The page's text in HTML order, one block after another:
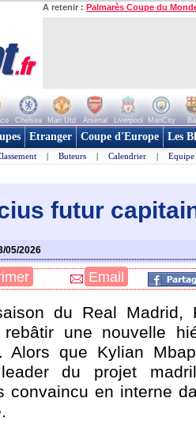
A retenir : Palmarès Coupe du
Chelsea Man Utd Arsenal Liverpool ManCity
Etranger Coupe d'Europe Les
| Buteurs | Calendrier | Equipe
futur
05/2026
Email
du Real Madrid,
une nouvelle
Alors que Kylian
du projet
convaincu en interne